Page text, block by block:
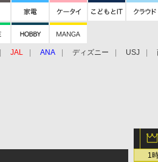
JAL ANA ディズニー USJ
1